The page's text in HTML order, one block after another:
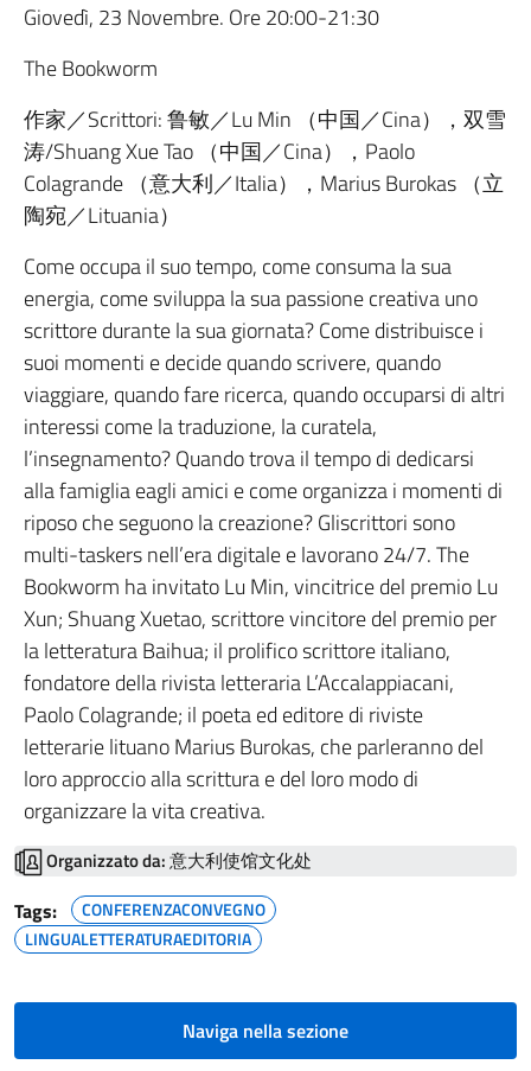
Giovedì, 23 Novembre. Ore 20:00-21:30
The Bookworm
作家／Scrittori: 鲁敏／Lu Min （中国／Cina），双雪
涛/Shuang Xue Tao （中国／Cina），Paolo
Colagrande （意大利／Italia），Marius Burokas （立
陶宛／Lituania）
Come occupa il suo tempo, come consuma la sua
energia, come sviluppa la sua passione creativa uno
scrittore durante la sua giornata? Come distribuisce i
suoi momenti e decide quando scrivere, quando
viaggiare, quando fare ricerca, quando occuparsi di altri
interessi come la traduzione, la curatela,
l’insegnamento? Quando trova il tempo di dedicarsi
alla famiglia eagli amici e come organizza i momenti di
riposo che seguono la creazione? Gliscrittori sono
multi-taskers nell’era digitale e lavorano 24/7. The
Bookworm ha invitato Lu Min, vincitrice del premio Lu
Xun; Shuang Xuetao, scrittore vincitore del premio per
la letteratura Baihua; il prolifico scrittore italiano,
fondatore della rivista letteraria L’Accalappiacani,
Paolo Colagrande; il poeta ed editore di riviste
letterarie lituano Marius Burokas, che parleranno del
loro approccio alla scrittura e del loro modo di
organizzare la vita creativa.
Organizzato da:意大利使馆文化处
Tags:
CONFERENZACONVEGNO
LINGUALETTERATURAEDITORIA
Naviga nella sezione